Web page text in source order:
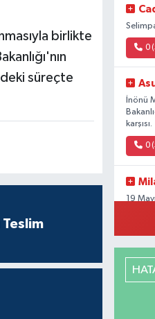
birlikte
süreçte
0
İnönü
karşısı.
0
19
Yahya